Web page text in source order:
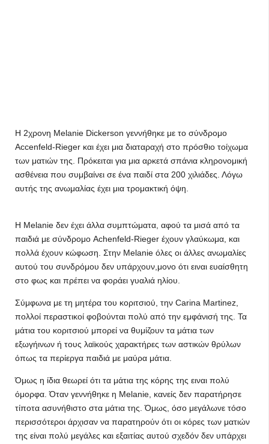
Η 2χρονη Melanie Dickerson γεννήθηκε με το σύνδρομο
Accenfeld-Rieger και έχει μια διαταραχή στο πρόσθιο τοίχωμα
των ματιών της. Πρόκειται για μια αρκετά σπάνια κληρονομική
ασθένεια που συμβαίνει σε ένα παιδί στα 200 χιλιάδες. Λόγω
αυτής της ανωμαλίας έχει μια τρομακτική όψη.
Η Melanie δεν έχει άλλα συμπτώματα, αφού τα μισά από τα
παιδιά με σύνδρομο Achenfeld-Rieger έχουν γλαύκωμα, και
πολλά έχουν κώφωση. Στην Melanie όλες οι άλλες ανωμαλίες
αυτού του συνδρόμου δεν υπάρχουν,μονο ότι ειναι ευαίσθητη
στο φως και πρέπει να φοράει γυαλιά ηλίου.
Σύμφωνα με τη μητέρα του κοριτσιού, την Carina Martinez,
πολλοί περαστικοί φοβούνται πολύ από την εμφάνισή της. Τα
μάτια του κοριτσιού μπορεί να θυμίζουν τα μάτια των
εξωγήινων ή τους λαϊκούς χαρακτήρες των αστικών θρύλων
όπως τα περίεργα παιδιά με μαύρα μάτια.
Όμως η ίδια θεωρεί ότι τα μάτια της κόρης της ειναι πολύ
όμορφα. Όταν γεννήθηκε η Melanie, κανείς δεν παρατήρησε
τίποτα ασυνήθιστο στα μάτια της. Όμως, όσο μεγάλωνε τόσο
περισσότεροι άρχισαν να παρατηρούν ότι οι κόρες των ματιών
της είναι πολύ μεγάλες και εξαιτίας αυτού σχεδόν δεν υπάρχει